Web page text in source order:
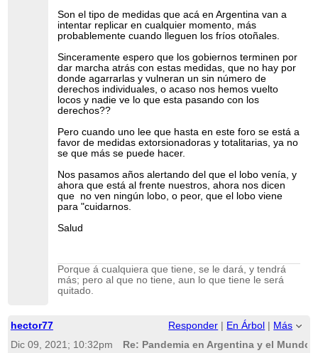
Son el tipo de medidas que acá en Argentina van a
intentar replicar en cualquier momento, más
probablemente cuando lleguen los fríos otoñales.
Sinceramente espero que los gobiernos terminen por
dar marcha atrás con estas medidas, que no hay por
donde agarrarlas y vulneran un sin número de
derechos individuales, o acaso nos hemos vuelto
locos y nadie ve lo que esta pasando con los
derechos??
Pero cuando uno lee que hasta en este foro se está a
favor de medidas extorsionadoras y totalitarias, ya no
se que más se puede hacer.
Nos pasamos años alertando del que el lobo venía, y
ahora que está al frente nuestros, ahora nos dicen
que no ven ningún lobo, o peor, que el lobo viene
para "cuidarnos.
Salud
Porque á cualquiera que tiene, se le dará, y tendrá
más; pero al que no tiene, aun lo que tiene le será
quitado.
hector77 Responder | En Árbol | Más
Dic 09, 2021; 10:32pm
Re: Pandemia en Argentina y el Mundo